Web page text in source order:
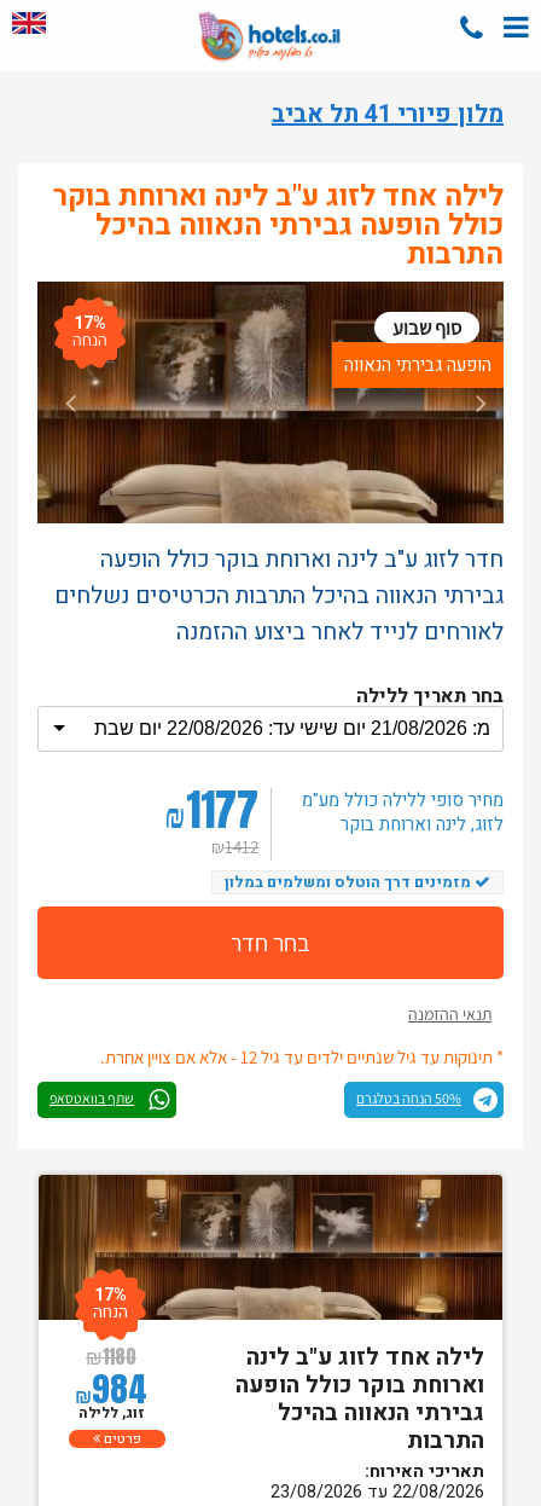
מלון פיורי 41 תל אביב
לילה אחד לזוג ע"ב לינה וארוחת בוקר
כולל הופעה גבירתי הנאווה בהיכל
התרבות
סוף שבוע 17%
הנחה
הופעה גבירתי הנאווה
חדר לזוג ע"ב לינה וארוחת בוקר כולל הופעה
גבירתי הנאווה בהיכל התרבות הכרטיסים נשלחים
לאורחים לנייד לאחר ביצוע ההזמנה
בחר תאריך ללילה
₪1177
₪1412
מחיר סופי ללילה כולל מע"מ
לזוג, לינה וארוחת בוקר
מזמינים דרך הוטלס ומשלמים במלון
בחר חדר
תנאי ההזמנה
* תינוקות עד גיל שנתיים ילדים עד גיל 12 - אלא אם צויין אחרת.
50% הנחה בטלגרם שתף בוואטסאפ
לילה אחד לזוג ע"ב לינה
וארוחת בוקר כולל הופעה
גבירתי הנאווה בהיכל
התרבות
תאריכי האירוח:
22/08/2026 עד 23/08/2026
₪1180
₪984
17%
הנחה
זוג, ללילה
פרטים